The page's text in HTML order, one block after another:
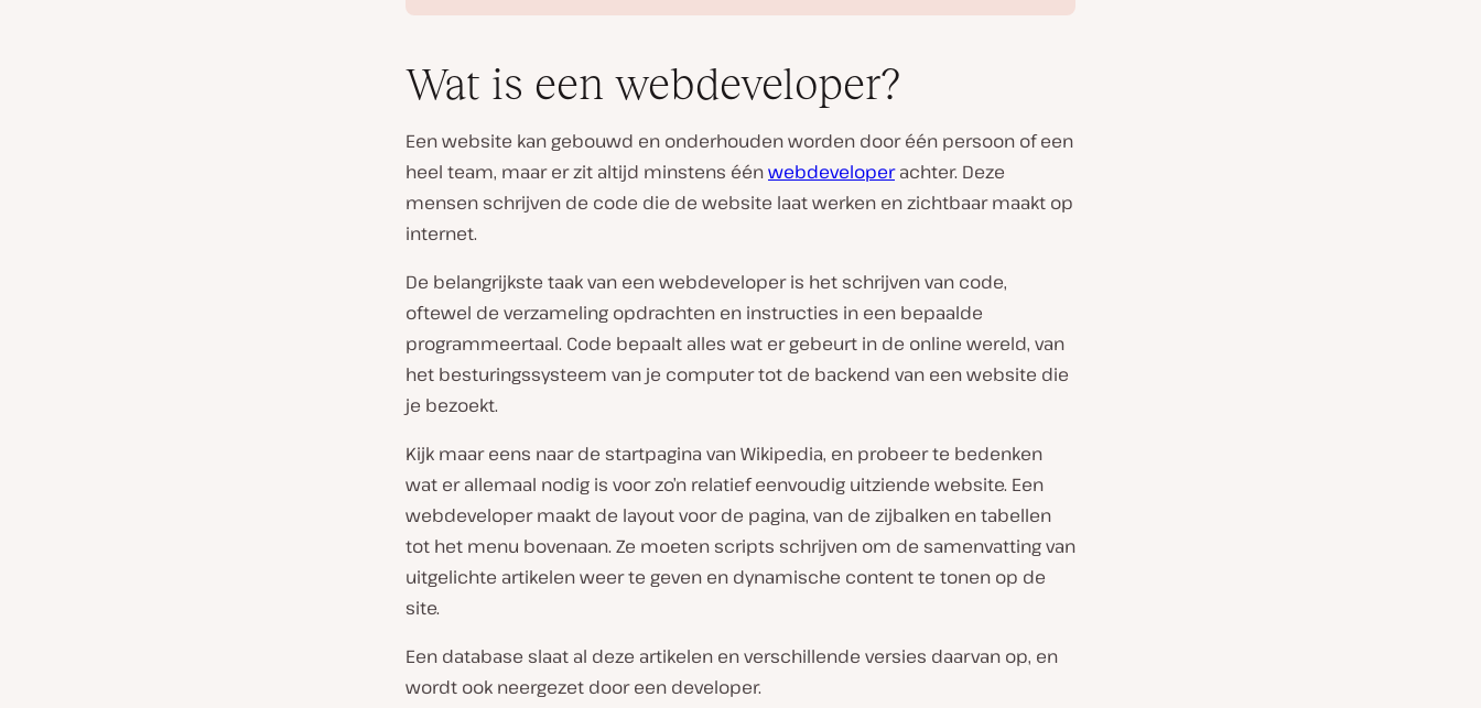
V
o
a
s
p
n
Wat is een webdeveloper?
Een website kan gebouwd en onderhouden worden door één persoon of een
heel team, maar er zit altijd minstens éénwebdeveloperachter. Deze
mensen schrijven de code die de website laat werken en zichtbaar maakt op
internet.
De belangrijkste taak van een webdeveloper is het schrijven van code,
oftewel de verzameling opdrachten en instructies in een bepaalde
programmeertaal. Code bepaalt alles wat er gebeurt in de online wereld, van
het besturingssysteem van je computer tot de backend van een website die
je bezoekt.
Kijk maar eens naar de startpagina van Wikipedia, en probeer te bedenken
wat er allemaal nodig is voor zo’n relatief eenvoudig uitziende website. Een
webdeveloper maakt de layout voor de pagina, van de zijbalken en tabellen
tot het menu bovenaan. Ze moeten scripts schrijven om de samenvatting van
uitgelichte artikelen weer te geven en dynamische content te tonen op de
site.
Een database slaat al deze artikelen en verschillende versies daarvan op, en
wordt ook neergezet door een developer.